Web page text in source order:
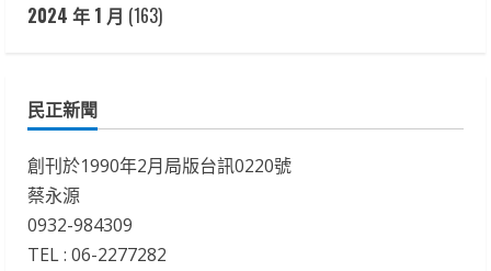
2024 年 1 月 (163)
民正新聞
創刊於1990年2月局版台訊0220號
蔡永源
0932-984309
TEL : 06-2277282